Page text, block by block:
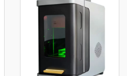
MDF – 150 W, 300 W